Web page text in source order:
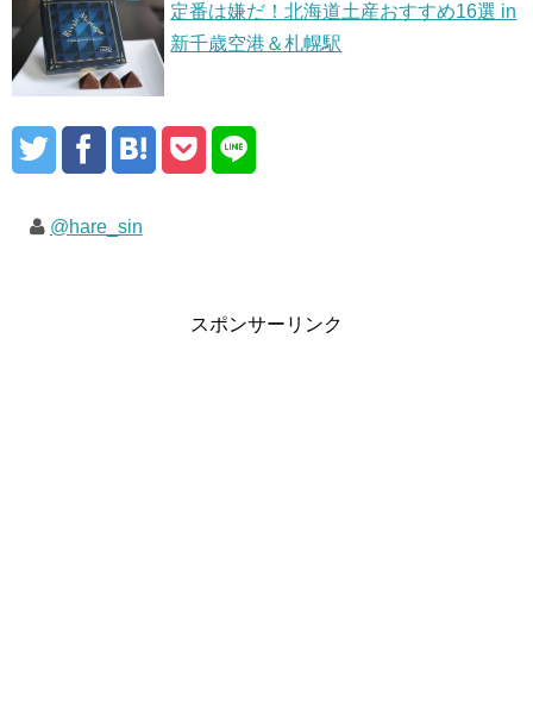
定番は嫌だ！北海道土産おすすめ16選 in
新千歳空港＆札幌駅
@hare_sin
スポンサーリンク